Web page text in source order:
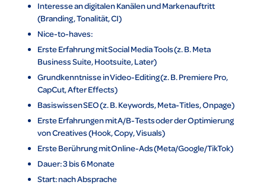
Interesse an digitalen Kanälen und Markenauftritt
(Branding, Tonalität, CI)
Nice-to-haves:
Erste Erfahrung mit Social Media Tools (z. B. Meta
Business Suite, Hootsuite, Later)
Grundkenntnisse in Video-Editing (z. B. Premiere Pro,
CapCut, After Effects)
Basiswissen SEO (z. B. Keywords, Meta-Titles, Onpage)
Erste Erfahrungen mit A/B-Tests oder der Optimierung
von Creatives (Hook, Copy, Visuals)
Erste Berührung mit Online-Ads (Meta/Google/TikTok)
Dauer: 3 bis 6 Monate
Start: nach Absprache